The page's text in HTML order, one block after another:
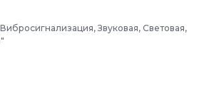
Звуковая, Световая,